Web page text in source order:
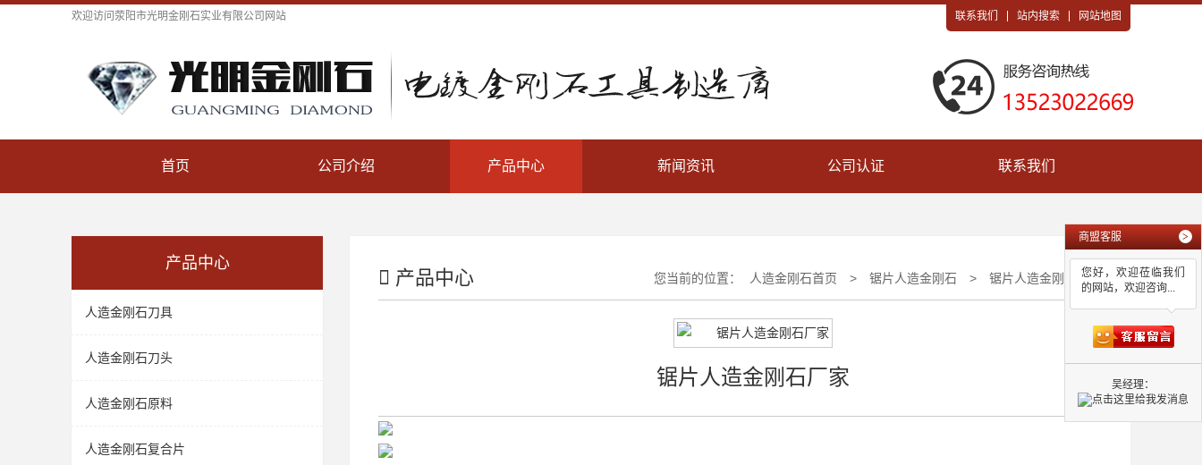
欢迎访问 荥阳市光明金刚石实业有限公司 网站 联系我们 站内搜索 网站地图
首页 公司介绍 产品中心 新闻资讯 公司认证 联系我们
产品中心
人造金刚石刀具
人造金刚石刀头
人造金刚石原料
人造金刚石复合片
产品中心 您当前的位置： 人造金刚石首页 > 锯片人造金刚石 > 锯片人造金刚石厂家
锯片人造金刚石厂家
商盟客服 >
您好，欢迎莅临我们
的网站，欢迎咨询...
吴经理：